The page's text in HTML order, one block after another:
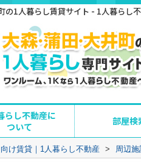
の1人暮らし賃貸サイト - 1人暮らし
らし不動産に
ついて
部屋検
け賃貸｜1人暮らし不動産 > 周辺施